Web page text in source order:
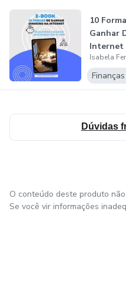
10
Ganhar
Internet
Isabela
Dúvidas
O conteúdo deste produto
Se você vir informações